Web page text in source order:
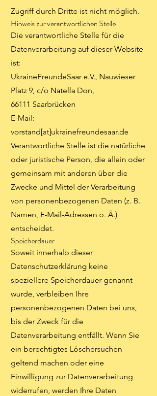
Zugriff durch Dritte ist nicht möglich.
Hinweis zur verantwortlichen Stelle
Die verantwortliche Stelle für die
Datenverarbeitung auf dieser Website
ist:
UkraineFreundeSaar e.V., Nauwieser
Platz 9, c/o Natella Don,
66111 Saarbrücken
E-Mail:
vorstand[at]ukrainefreundesaar.de
Verantwortliche Stelle ist die natürliche
oder juristische Person, die allein oder
gemeinsam mit anderen über die
Zwecke und Mittel der Verarbeitung
von personenbezogenen Daten (z. B.
Namen, E-Mail-Adressen o. Ä.)
entscheidet.
Speicherdauer
Soweit innerhalb dieser
Datenschutzerklärung keine
speziellere Speicherdauer genannt
wurde, verbleiben Ihre
personenbezogenen Daten bei uns,
bis der Zweck für die
Datenverarbeitung entfällt. Wenn Sie
ein berechtigtes Löschersuchen
geltend machen oder eine
Einwilligung zur Datenverarbeitung
widerrufen, werden Ihre Daten